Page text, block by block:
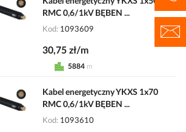
RMC 0,6/1kV BĘBEN ...
Kod 1093609
30,75 zł/m
5884 m
Kabel energetyczny YKXS 1x70
RMC 0,6/1kV BĘBEN ...
Kod 1093610